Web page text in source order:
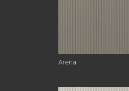
Arena